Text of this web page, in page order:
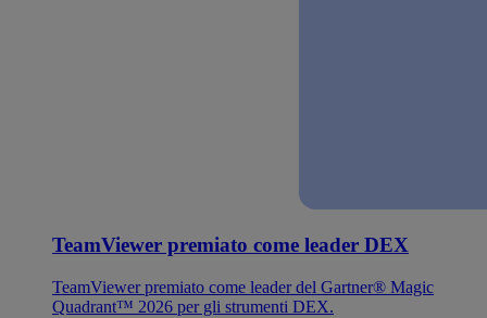
TeamViewer premiato come leader DEX
TeamViewer premiato come leader del Gartner® Magic
Quadrant™ 2026 per gli strumenti DEX.